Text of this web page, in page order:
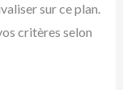
sur ce plan.
critères selon